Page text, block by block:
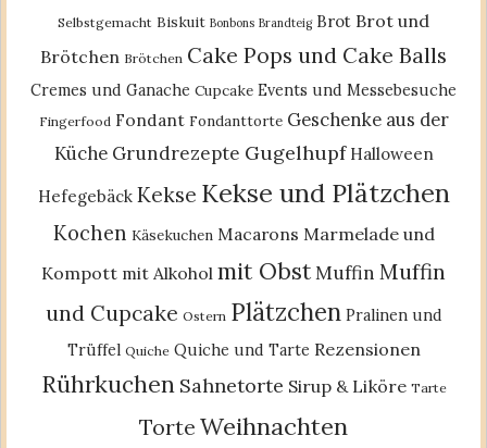
Selbstgemacht Biskuit Bonbons Brandteig Brot Brot und
Brötchen Brötchen Cake Pops und Cake Balls
Cremes und Ganache Cupcake Events und Messebesuche
Fingerfood Fondant Fondanttorte Geschenke aus der
Küche Grundrezepte Gugelhupf Halloween
Hefegebäck Kekse Kekse und Plätzchen
Kochen Käsekuchen Macarons Marmelade und
Kompott mit Alkohol mit ObstMuffin Muffin
und Cupcake Ostern Plätzchen Pralinen und
Trüffel Quiche Quiche und Tarte Rezensionen
Rührkuchen Sahnetorte Sirup & Liköre Tarte
Torte Weihnachten